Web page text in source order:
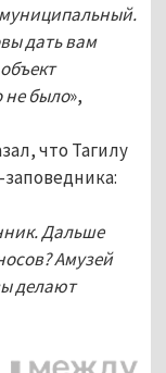
дать вам
не было»,
что Тагилу
Дальше
Амузей
делают